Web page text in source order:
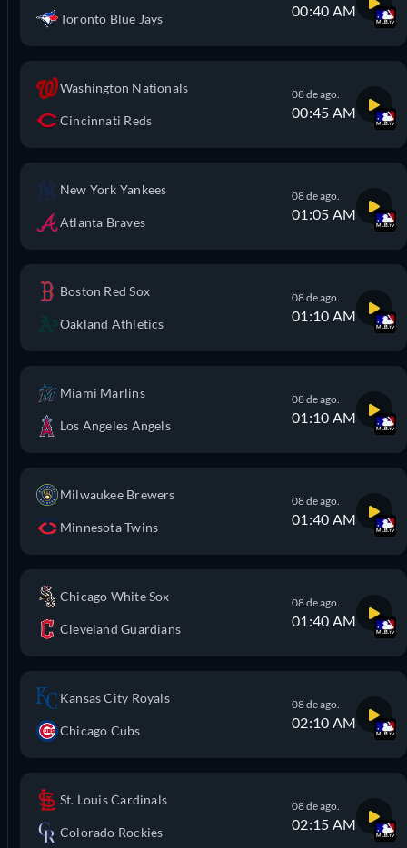
Toronto Blue Jays 00:40 AM
Washington Nationals
Cincinnati Reds
08 de ago.
00:45 AM
New York Yankees
Atlanta Braves
08 de ago.
01:05 AM
Boston Red Sox
Oakland Athletics
08 de ago.
01:10 AM
Miami Marlins
Los Angeles Angels
08 de ago.
01:10 AM
Milwaukee Brewers
Minnesota Twins
08 de ago.
01:40 AM
Chicago White Sox
Cleveland Guardians
08 de ago.
01:40 AM
Kansas City Royals
Chicago Cubs
08 de ago.
02:10 AM
St. Louis Cardinals
Colorado Rockies
08 de ago.
02:15 AM